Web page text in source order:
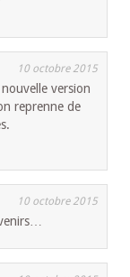
10 octobre 2015
version
reprenne de
10 octobre 2015